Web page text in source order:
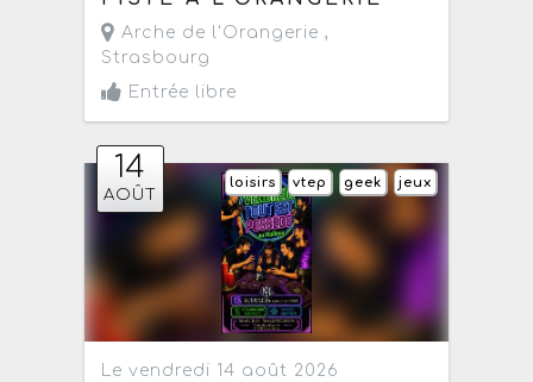
Arche de l'Orangerie ,
Strasbourg
Entrée libre
14
AOÛT
jeux
geek
vtep
loisirs
Le vendredi 14 août 2026